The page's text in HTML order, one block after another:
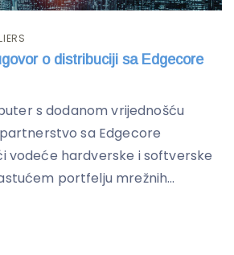
o distribuciji sa Edgecore
s dodanom vrijednošću
sa Edgecore
vodeće hardverske i softverske
portfelju mrežnih...